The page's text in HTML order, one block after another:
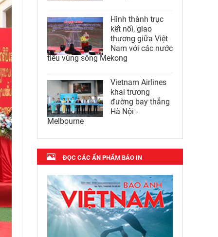
Hình thành trục
kết nối, giao
thương giữa Việt
Nam với các nước
tiểu vùng sông Mekong
Vietnam Airlines
khai trương
đường bay thẳng
Hà Nội -
Melbourne
ĐỌC CÁC ẤN PHẨM BÁO IN